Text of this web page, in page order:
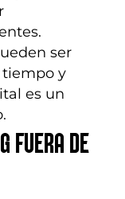
ser
tiempo y
es un
FUERA DE